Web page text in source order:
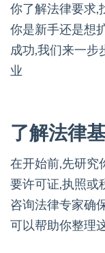
你了解法律要求,
你是新手还是想
成功,我们来一步
业
了解法律
在开始前,先研究
要许可证,执照或
咨询法律专家确
可以帮助你整理